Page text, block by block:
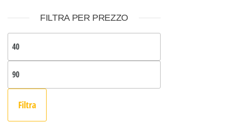
FILTRA PER PREZZO
Filtra